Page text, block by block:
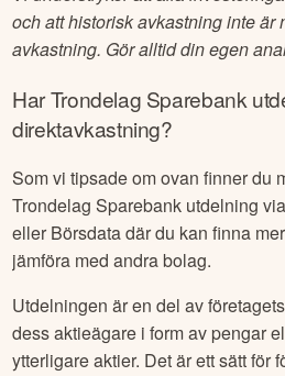
investerare, om du investerar på
(trading), vad du har för
Sparebanken bättre möjlighet att
följa nyhetsflödet samt tipsa om
Sparebank.
Vi understryker att alla
och att historisk avkastning inte är
avkastning. Gör alltid din egen
HarTrondelag Sparebank
direktavkastning?